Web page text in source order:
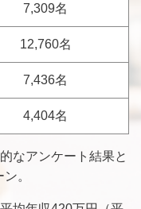
7,309名
12,760名
7,436名
4,404名
なアンケート結果と
。